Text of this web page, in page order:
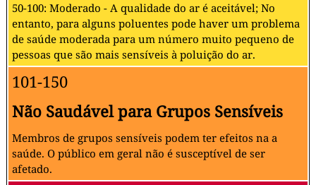
50-100: Moderado - A qualidade do ar é aceitável; No
entanto, para alguns poluentes pode haver um problema
de saúde moderada para um número muito pequeno de
pessoas que são mais sensíveis à poluição do ar.
101-150
Não Saudável para Grupos Sensíveis
Membros de grupos sensíveis podem ter efeitos na a
saúde. O público em geral não é susceptível de ser
afetado.